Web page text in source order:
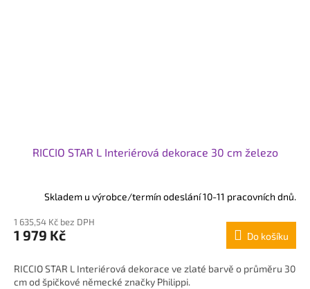
RICCIO STAR L Interiérová dekorace 30 cm železo
Skladem u výrobce/termín odeslání 10-11 pracovních dnů.
1 635,54 Kč bez DPH
1 979 Kč Do košíku
RICCIO STAR L Interiérová dekorace ve zlaté barvě o průměru 30
cm od špičkové německé značky Philippi.